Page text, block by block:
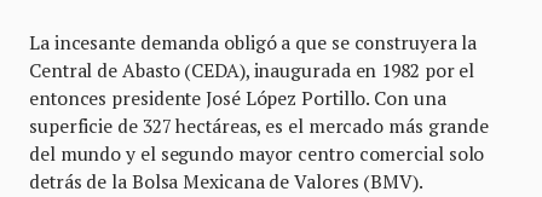
La incesante demanda obligó a que se construyera la
Central de Abasto (CEDA), inaugurada en 1982 por el
entonces presidente José López Portillo. Con una
superficie de 327 hectáreas, es el mercado más grande
del mundo y el segundo mayor centro comercial solo
detrás de la Bolsa Mexicana de Valores (BMV).